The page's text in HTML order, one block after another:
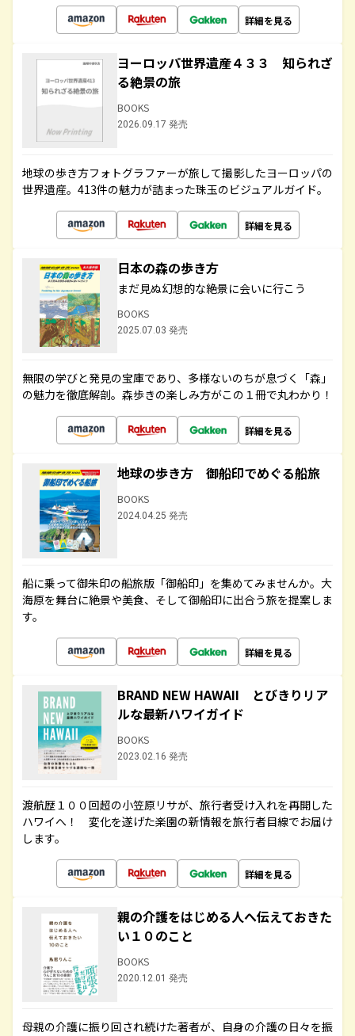
詳細を見る
ヨーロッパ世界遺産４３３ 知られざ
る絶景の旅
BOOKS
2026.09.17 発売
地球の歩き方フォトグラファーが旅して撮影したヨーロッパの
世界遺産。413件の魅力が詰まった珠玉のビジュアルガイド。
詳細を見る
日本の森の歩き方
まだ見ぬ幻想的な絶景に会いに行こう
BOOKS
2025.07.03 発売
無限の学びと発見の宝庫であり、多様ないのちが息づく「森」
の魅力を徹底解剖。森歩きの楽しみ方がこの１冊で丸わかり！
詳細を見る
地球の歩き方 御船印でめぐる船旅
BOOKS
2024.04.25 発売
船に乗って御朱印の船旅版「御船印」を集めてみませんか。大
海原を舞台に絶景や美食、そして御船印に出合う旅を提案しま
す。
詳細を見る
BRAND NEW HAWAII とびきりリア
ルな最新ハワイガイド
BOOKS
2023.02.16 発売
渡航歴１００回超の小笠原リサが、旅行者受け入れを再開した
ハワイへ！ 変化を遂げた楽園の新情報を旅行者目線でお届け
します。
詳細を見る
親の介護をはじめる人へ伝えておきた
い１０のこと
BOOKS
2020.12.01 発売
母親の介護に振り回され続けた著者が、自身の介護の日々を振